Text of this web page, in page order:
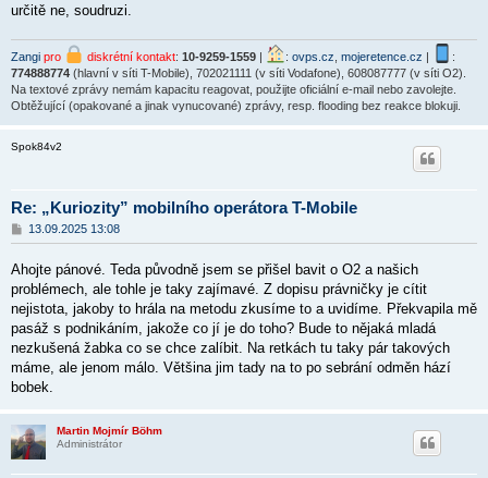
určitě ne, soudruzi.
Zangi pro diskrétní kontakt: 10-9259-1559 | : ovps.cz mojeretence.cz |
:
774888774 (hlavní v síti T-Mobile), 702021111 (v síti Vodafone), 608087777 (v síti O2).
Na textové zprávy nemám kapacitu reagovat, použijte oficiální e-mail nebo zavolejte.
Obtěžující (opakované a jinak vynucované) zprávy, resp. flooding bez reakce blokuji.
Spok84v2
Re: „Kuriozity” mobilního operátora T-Mobile
P
ř
s
p
ě
v
e
13.09.2025 13:08
Ahojte pánové. Teda původně jsem se přišel bavit o O2 a našich
problémech, ale tohle je taky zajímavé. Z dopisu právničky je cítit
nejistota, jakoby to hrála na metodu zkusíme to a uvidíme. Překvapila mě
pasáž s podnikáním, jakože co jí je do toho? Bude to nějaká mladá
nezkušená žabka co se chce zalíbit. Na retkách tu taky pár takových
máme, ale jenom málo. Většina jim tady na to po sebrání odměn hází
bobek.
Martin Mojmír Böhm
Administrátor